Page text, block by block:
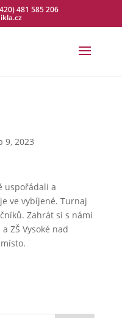
481 585 206
9, 2023
uspořádali a
ve vybíjené. Turnaj
Zahrát si s námi
ZŠ Vysoké nad